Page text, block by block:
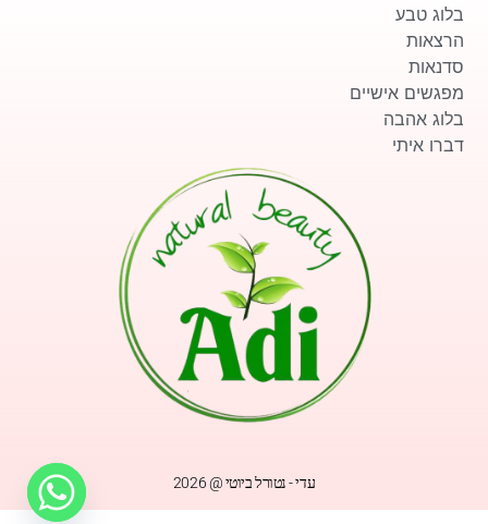
בלוג טבע
הרצאות
סדנאות
מפגשים אישיים
בלוג אהבה
דברו איתי
עדי - נטורל ביוטי @ 2026